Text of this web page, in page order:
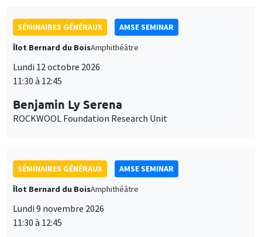
SÉMINAIRES GÉNÉRAUX
AMSE SEMINAR
Îlot Bernard du BoisAmphithéâtre
Lundi 12 octobre 2026
11:30 à 12:45
Benjamin Ly Serena
ROCKWOOL Foundation Research Unit
SÉMINAIRES GÉNÉRAUX
AMSE SEMINAR
Îlot Bernard du BoisAmphithéâtre
Lundi 9 novembre 2026
11:30 à 12:45